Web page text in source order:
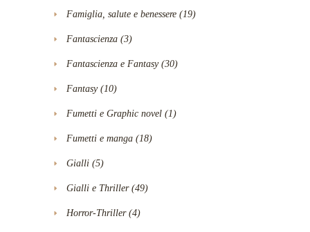
Famiglia, salute e benessere (19)
Fantascienza (3)
Fantascienza e Fantasy(30)
Fantasy(10)
Fumetti e Graphic novel (1)
Fumetti e manga (18)
Gialli (5)
Gialli e Thriller(49)
Horror-Thriller(4)